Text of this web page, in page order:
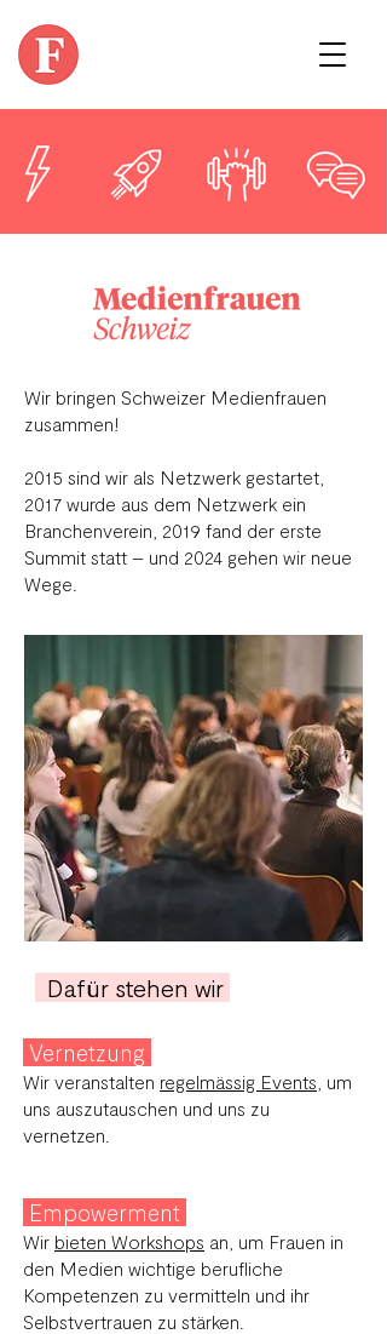
Wir bringen Schweizer Medienfrauen
zusammen!
2015 sind wir als Netzwerk gestartet,
2017 wurde aus dem Netzwerk ein
Branchenverein, 2019 fand der erste
Summit statt – und 2024 gehen wir neue
Wege.
Dafür stehen wir
Vernetzung
Wir veranstalten regelmässig Events , um
uns auszutauschen und uns zu
vernetzen.
Empowerment
Wir bieten Workshops an, um Frauen in
den Medien wichtige berufliche
Kompetenzen zu vermitteln und ihr
Selbstvertrauen zu stärken.